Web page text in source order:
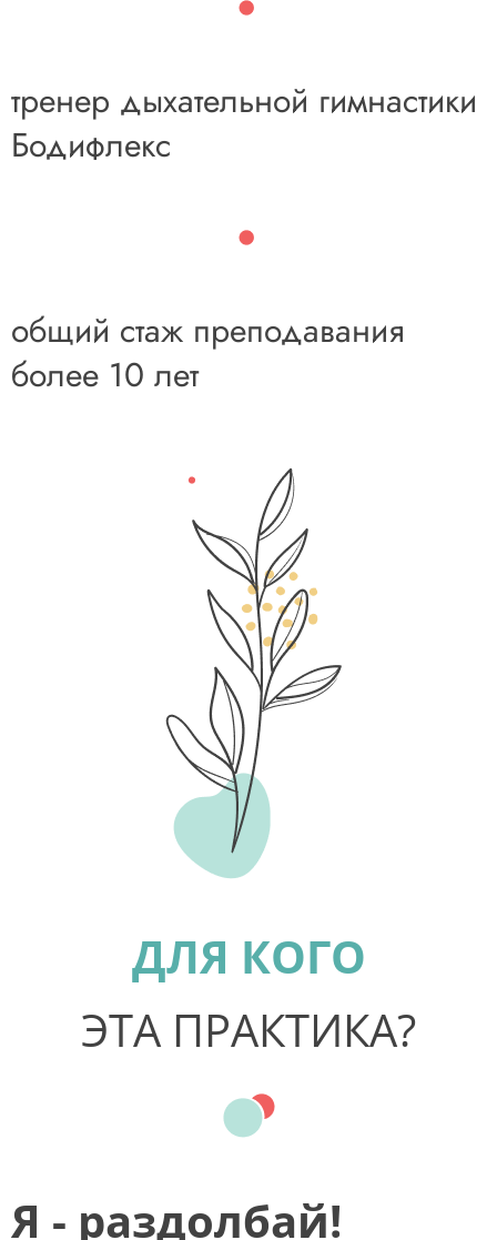
тренер дыхательной гимнастики
Бодифлекс
общий стаж преподавания
более 10 лет
ДЛЯ КОГО
ЭТА ПРАКТИКА?
Я - раздолбай!